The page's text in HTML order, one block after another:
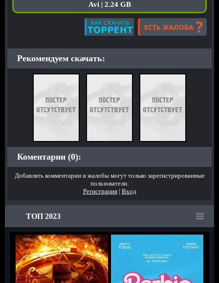
Avi | 2.24 GB
Рекомендуем скачать:
Коментарии (0):
Добавлять комментарии и жалобы могут только зарегистрированные
пользователи.
Регистрация| Вход
ТОП 2023